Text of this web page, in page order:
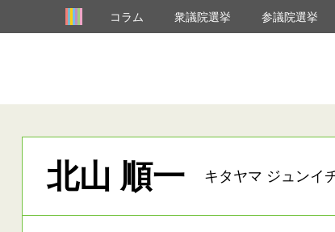
コラム 衆議院選挙 参議院選挙
北山 順一 キタヤマ ジュンイ